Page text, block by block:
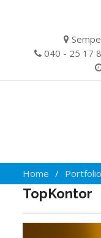
040 - 25 17
Home Portfolio
TopKontor